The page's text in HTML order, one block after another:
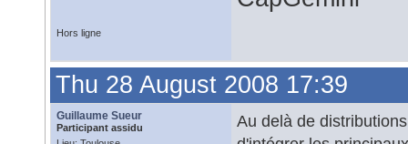
Hors ligne
Thu 28 August 2008 17:39
Guillaume Sueur
Participant assidu
Au delà de